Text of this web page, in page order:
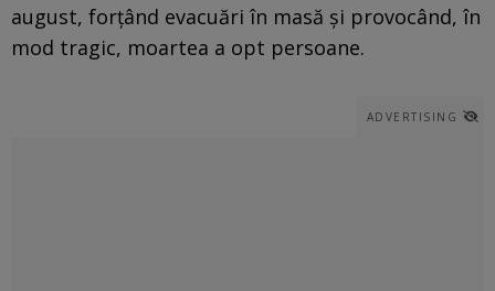
august, forţând evacuări în masă şi provocând, în
mod tragic, moartea a opt persoane.
ADVERTISING